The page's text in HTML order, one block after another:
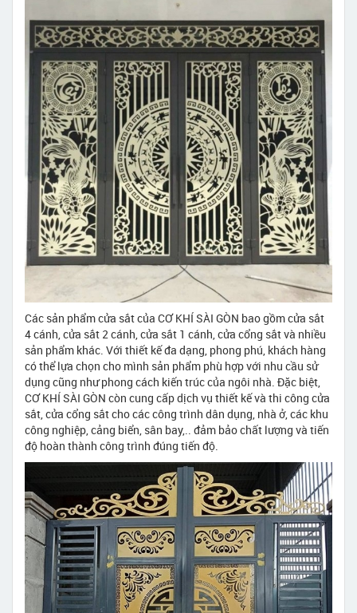
Các sản phẩm cửa sắt của CƠ KHÍ SÀI GÒN bao gồm cửa sắt
4 cánh, cửa sắt 2 cánh, cửa sắt 1 cánh, cửa cổng sắt và nhiều
sản phẩm khác. Với thiết kế đa dạng, phong phú, khách hàng
có thể lựa chọn cho mình sản phẩm phù hợp với nhu cầu sử
dụng cũng như phong cách kiến trúc của ngôi nhà. Đặc biệt,
CƠ KHÍ SÀI GÒN còn cung cấp dịch vụ thiết kế và thi công cửa
sắt, cửa cổng sắt cho các công trình dân dụng, nhà ở, các khu
công nghiệp, cảng biển, sân bay,.. đảm bảo chất lượng và tiến
độ hoàn thành công trình đúng tiến độ.